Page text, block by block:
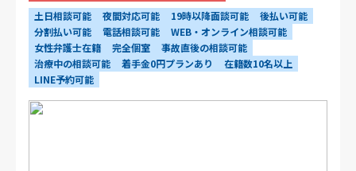
土日相談可能 夜間対応可能 19時以降面談可能
後払い可能
分割払い可能
電話相談可能
WEB・オンライン相談可能
女性弁護士在籍
完全個室
事故直後の相談可能
治療中の相談可能
着手金0円プランあり
在籍数10名以上
LINE予約可能